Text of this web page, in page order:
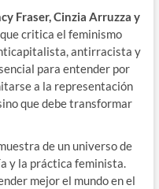
Fraser, Cinzia Arruzza y
critica el feminismo
antirracista y
para entender por
a la representación
que debe transformar
de un universo de
y la práctica feminista.
mejor el mundo en el